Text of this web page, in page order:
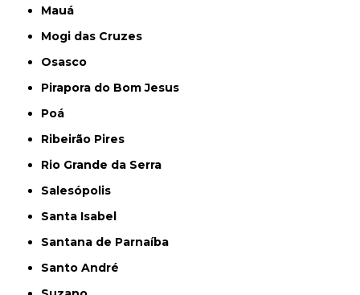
Mauá
Mogi das Cruzes
Osasco
Pirapora do Bom Jesus
Poá
Ribeirão Pires
Rio Grande da Serra
Salesópolis
Santa Isabel
Santana de Parnaíba
Santo André